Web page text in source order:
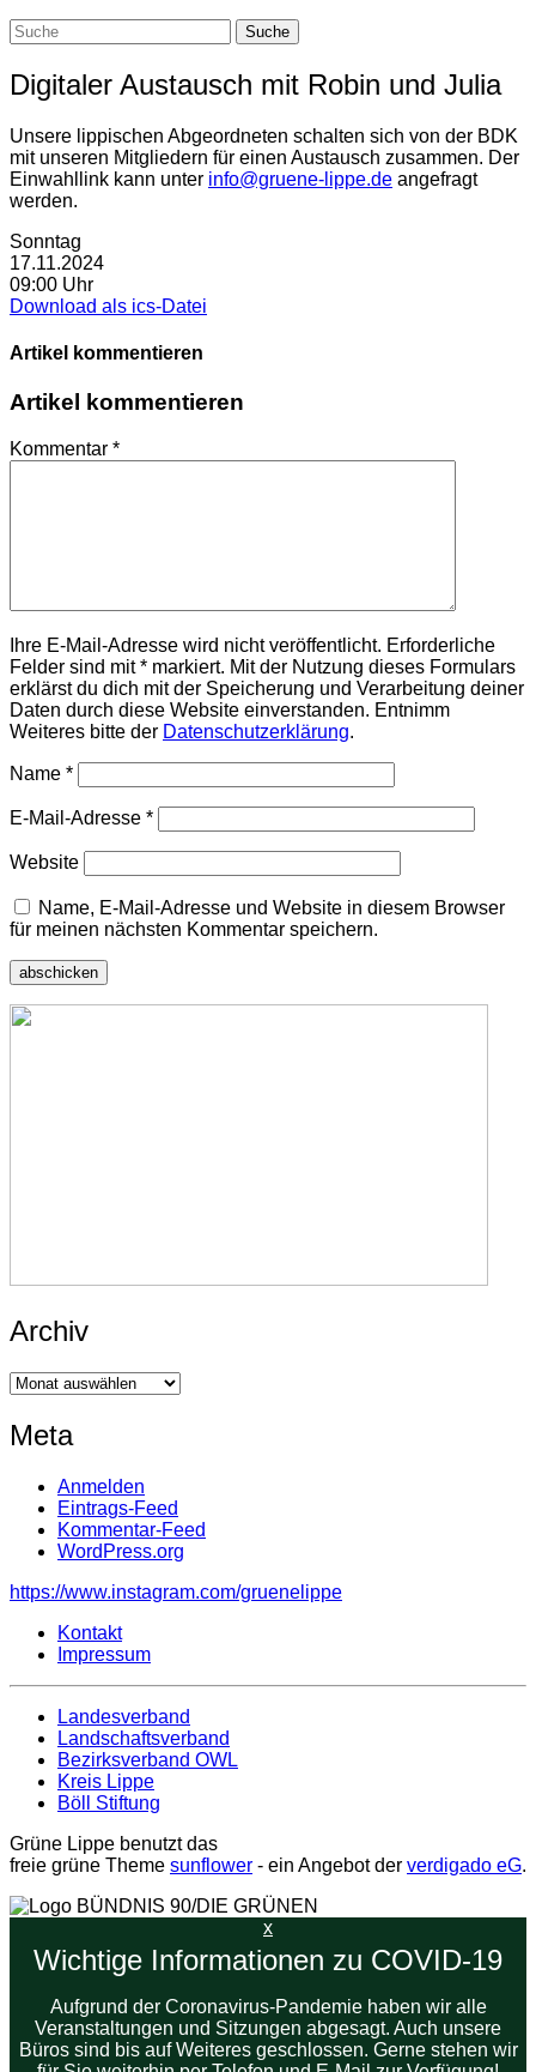
Digitaler Austausch mit Robin und Julia
Unsere lippischen Abgeordneten schalten sich von der BDK
mit unseren Mitgliedern für einen Austausch zusammen. Der
Einwahllink kann unter info@gruene-lippe.de angefragt
werden.
Sonntag
17.11.2024
09:00 Uhr
Download als ics-Datei
Artikel kommentieren
Artikel kommentieren
Kommentar *
Ihre E-Mail-Adresse wird nicht veröffentlicht. Erforderliche
Felder sind mit * markiert. Mit der Nutzung dieses Formulars
erklärst du dich mit der Speicherung und Verarbeitung deiner
Daten durch diese Website einverstanden. Entnimm
Weiteres bitte der Datenschutzerklärung.
Name *
E-Mail-Adresse *
Website
Name, E-Mail-Adresse und Website in diesem Browser
für meinen nächsten Kommentar speichern.
Archiv
Archiv
Meta
Anmelden
Eintrags-Feed
Kommentar-Feed
WordPress.org
https://www.instagram.com/gruenelippe
Kontakt
Impressum
Landesverband
Landschaftsverband
Bezirksverband OWL
Kreis Lippe
Böll Stiftung
Grüne Lippe benutzt das
freie grüne Theme sunflower ‐ ein Angebot der verdigado eG.
x
Wichtige Informationen zu COVID-19
Aufgrund der Coronavirus-Pandemie haben wir alle
Veranstaltungen und Sitzungen abgesagt. Auch unsere
Büros sind bis auf Weiteres geschlossen. Gerne stehen wir